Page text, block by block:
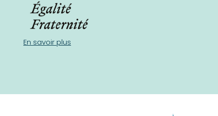
En savoir plus